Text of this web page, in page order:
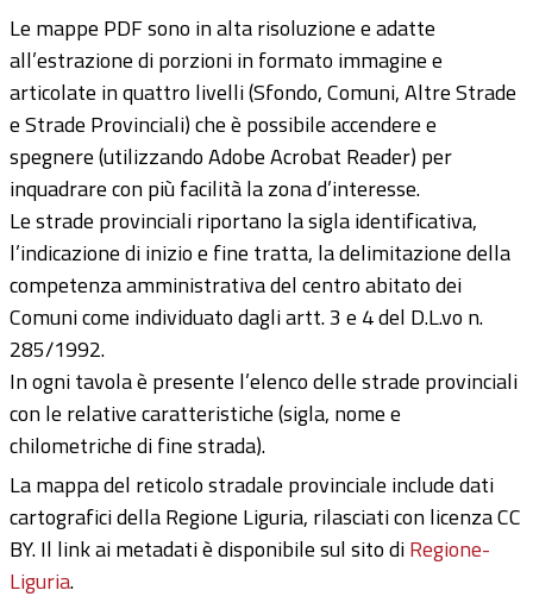
Le mappe PDF sono in alta risoluzione e adatte
all’estrazione di porzioni in formato immagine e
articolate in quattro livelli (Sfondo, Comuni, Altre Strade
e Strade Provinciali) che è possibile accendere e
spegnere (utilizzando Adobe Acrobat Reader) per
inquadrare con più facilità la zona d’interesse.
Le strade provinciali riportano la sigla identificativa,
l’indicazione di inizio e fine tratta, la delimitazione della
competenza amministrativa del centro abitato dei
Comuni come individuato dagli artt. 3 e 4 del D.L.vo n.
285/1992.
In ogni tavola è presente l’elenco delle strade provinciali
con le relative caratteristiche (sigla, nome e
chilometriche di fine strada).
La mappa del reticolo stradale provinciale include dati
cartografici della Regione Liguria, rilasciati con licenza CC
BY. Il link ai metadati è disponibile sul sito diRegione-
Liguria.